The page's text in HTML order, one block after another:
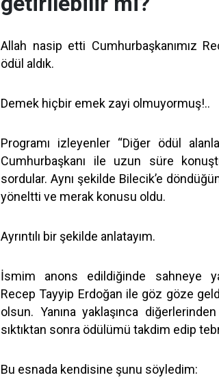
Allah nasip etti Cumhurbaşkanımız
ödül aldık.
Demek hiçbir emek zayi olmuyormuş!..
Programı izleyenler “Diğer ödül
Cumhurbaşkanı ile uzun süre
sordular. Aynı şekilde Bilecik’e
yöneltti ve merak konusu oldu.
Ayrıntılı bir şekilde anlatayım.
İsmim anons edildiğinde sahneye
Recep Tayyip Erdoğan ile göz göze
olsun. Yanına yaklaşınca
sıktıktan sonra ödülümü takdim edip
Bu esnada kendisine şunu söyledim: